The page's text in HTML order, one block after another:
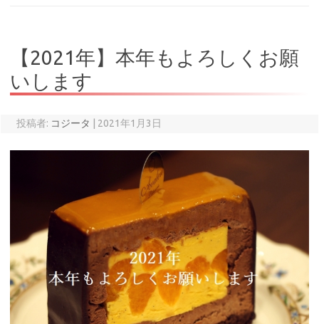
【2021年】本年もよろしくお願
いします
投稿者: コジータ 2021年1月3日